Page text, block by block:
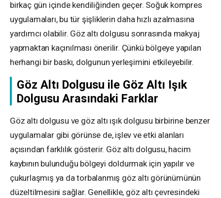
birkaç gün içinde kendiliğinden geçer. Soğuk kompres
uygulamaları, bu tür şişliklerin daha hızlı azalmasına
yardımcı olabilir. Göz altı dolgusu sonrasında makyaj
yapmaktan kaçınılması önerilir. Çünkü bölgeye yapılan
herhangi bir baskı, dolgunun yerleşimini etkileyebilir.
Göz Altı Dolgusu ile Göz Altı Işık
Dolgusu Arasındaki Farklar
Göz altı dolgusu ve göz altı ışık dolgusu birbirine benzer
uygulamalar gibi görünse de, işlev ve etki alanları
açısından farklılık gösterir. Göz altı dolgusu, hacim
kaybının bulunduğu bölgeyi doldurmak için yapılır ve
çukurlaşmış ya da torbalanmış göz altı görünümünün
düzeltilmesini sağlar. Genellikle, göz altı çevresindeki